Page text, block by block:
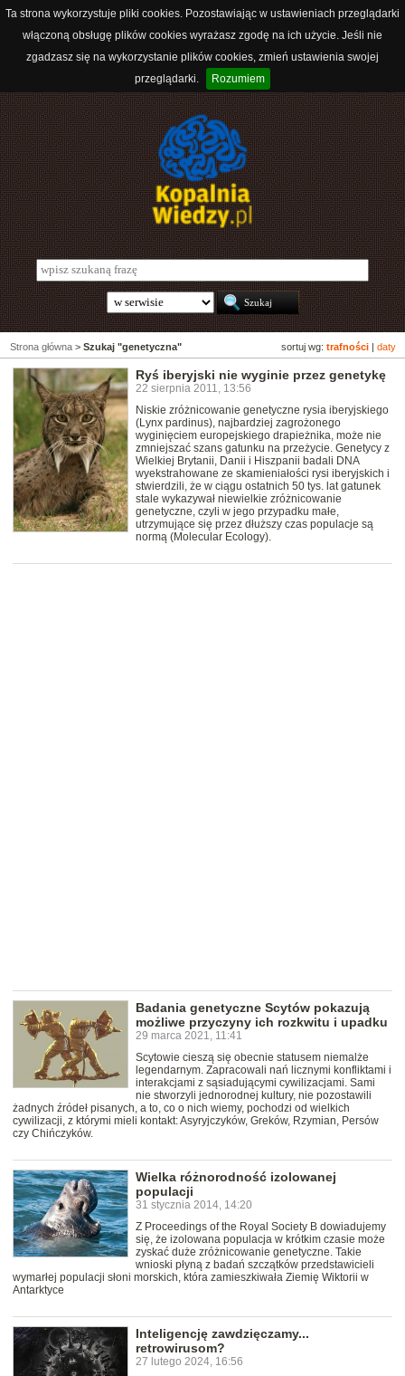
Ta strona wykorzystuje pliki cookies. Pozostawiając w ustawieniach przeglądarki
włączoną obsługę plików cookies wyrażasz zgodę na ich użycie. Jeśli nie
zgadzasz się na wykorzystanie plików cookies, zmień ustawienia swojej
przeglądarki.
Rozumiem
sortuj wg: trafności daty
Strona główna > Szukaj "genetyczna"
Ryś iberyjski nie wyginie przez genetykę
22 sierpnia 2011, 13:56
Niskie zróżnicowanie genetyczne rysia iberyjskiego
(Lynx pardinus), najbardziej zagrożonego
wyginięciem europejskiego drapieżnika, może nie
zmniejszać szans gatunku na przeżycie. Genetycy z
Wielkiej Brytanii, Danii i Hiszpanii badali DNA
wyekstrahowane ze skamieniałości rysi iberyjskich i
stwierdzili, że w ciągu ostatnich 50 tys. lat gatunek
stale wykazywał niewielkie zróżnicowanie
genetyczne, czyli w jego przypadku małe,
utrzymujące się przez dłuższy czas populacje są
normą (Molecular Ecology).
Badania genetyczne Scytów pokazują
możliwe przyczyny ich rozkwitu i upadku
29 marca 2021, 11:41
Scytowie cieszą się obecnie statusem niemalże
legendarnym. Zapracowali nań licznymi konfliktami i
interakcjami z sąsiadującymi cywilizacjami. Sami
nie stworzyli jednorodnej kultury, nie pozostawili
żadnych źródeł pisanych, a to, co o nich wiemy, pochodzi od wielkich
cywilizacji, z którymi mieli kontakt: Asyryjczyków, Greków, Rzymian, Persów
czy Chińczyków.
Wielka różnorodność izolowanej
populacji
31 stycznia 2014, 14:20
Z Proceedings of the Royal Society B dowiadujemy
się, że izolowana populacja w krótkim czasie może
zyskać duże zróżnicowanie genetyczne. Takie
wnioski płyną z badań szczątków przedstawicieli
wymarłej populacji słoni morskich, która zamieszkiwała Ziemię Wiktorii w
Antarktyce
Inteligencję zawdzięczamy...
retrowirusom?
27 lutego 2024, 16:56